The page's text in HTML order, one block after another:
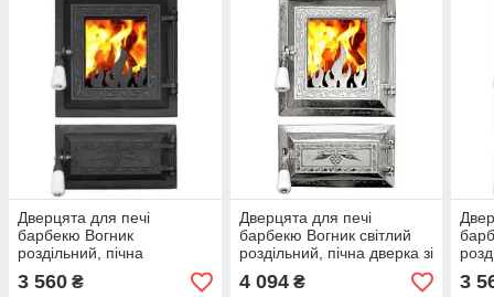
Дверцята для печі
барбекю Вогник
роздільний, пічна
дверцята зі склом
3 560 ₴
Дверцята для печі
барбекю Вогник світлий
роздільний, пічна дверка зі
склом
4 094₴ 3